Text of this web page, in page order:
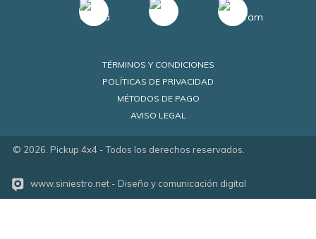
TÉRMINOS Y CONDICIONES
POLÍTICAS DE PRIVACIDAD
MÉTODOS DE PAGO
AVISO LEGAL
© 2026. Pickup 4x4 - Todos los derechos reservados.
www.siniestro.net - Diseño y comunicación digital